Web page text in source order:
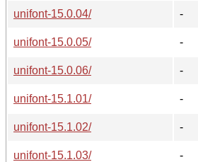
unifont-15.0.04/
-
unifont-15.0.05/
-
unifont-15.0.06/
-
unifont-15.1.01/
-
unifont-15.1.02/
-
unifont-15.1.03/
-